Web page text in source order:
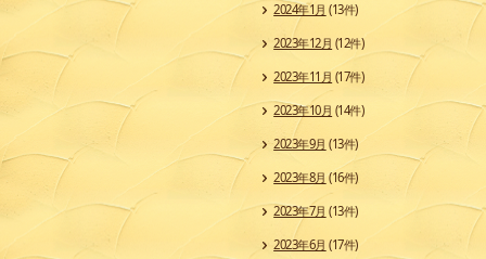
2024年1月 (13件)
2023年12月 (12件)
2023年11月 (17件)
2023年10月 (14件)
2023年9月 (13件)
2023年8月(16件)
2023年7月 (13件)
2023年6月 (17件)